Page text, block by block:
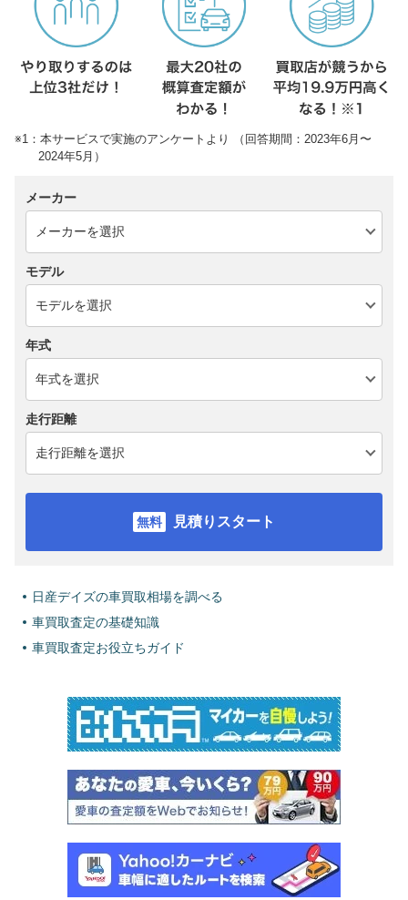
※1：本サービスで実施のアンケートより （回答期間：2023年6月〜
2024年5月）
メーカー
モデル
年式
走行距離
見積りスタート
日産デイズの車買取相場を調べる
車買取査定の基礎知識
車買取査定お役立ちガイド